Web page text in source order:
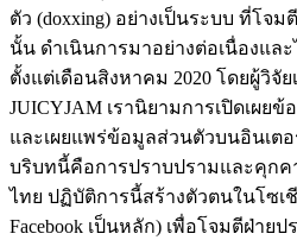
ตัว (doxxing) อย่างเป็นระบบ ที่โจ
นั้น ดำเนินการมาอย่างต่อเนื่องแล
ตั้งแต่เดือนสิงหาคม 2020 โดยผู้วิจั
JUICYJAM เรานิยามการเปิดเผย
และเผยแพร่ข้อมูลส่วนตัวบนอินเต
บริบทนี้คือการปราบปรามและคุก
ไทย ปฏิบัติการนี้สร้างตัวตนในโซเ
Facebook เป็นหลัก) เพื่อโจมตีฝ่าย